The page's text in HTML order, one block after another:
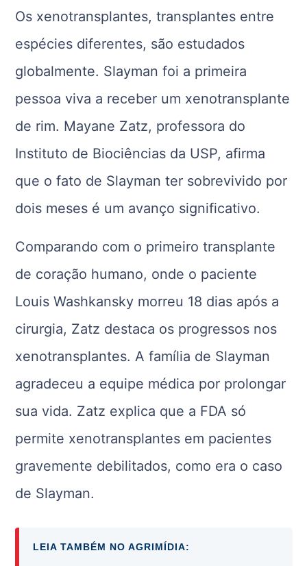
Os xenotransplantes, transplantes entre
espécies diferentes, são estudados
globalmente. Slayman foi a primeira
pessoa viva a receber um xenotransplante
de rim. Mayane Zatz, professora do
Instituto de Biociências da USP, afirma
que o fato de Slayman ter sobrevivido por
dois meses é um avanço significativo.
Comparando com o primeiro transplante
de coração humano, onde o paciente
Louis Washkansky morreu 18 dias após a
cirurgia, Zatz destaca os progressos nos
xenotransplantes. A família de Slayman
agradeceu a equipe médica por prolongar
sua vida. Zatz explica que a FDA só
permite xenotransplantes em pacientes
gravemente debilitados, como era o caso
de Slayman.
LEIA TAMBÉM NO AGRIMÍDIA: